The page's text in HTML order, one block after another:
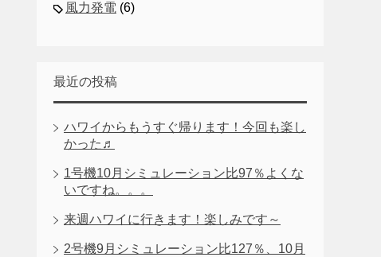
風力発電 (6)
最近の投稿
ハワイからもうすぐ帰ります！今回も楽し
かった♬
1号機10月シミュレーション比97％よくな
いですね。。。
来週ハワイに行きます！楽しみです～
2号機9月シミュレーション比127％、10月